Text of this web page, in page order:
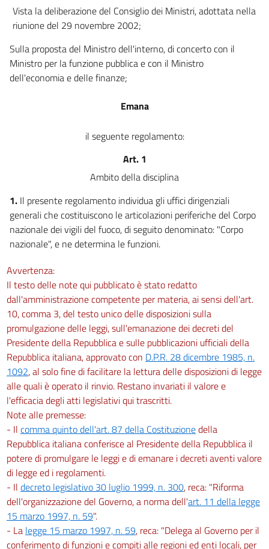
Vista la deliberazione del Consiglio dei Ministri, adottata nella
riunione del 29 novembre 2002;
Sulla proposta del Ministro dell'interno, di concerto con il
Ministro per la funzione pubblica e con il Ministro
dell'economia e delle finanze;
Emana
il seguente regolamento:
Art. 1
Ambito della disciplina
1. Il presente regolamento individua gli uffici dirigenziali
generali che costituiscono le articolazioni periferiche del Corpo
nazionale dei vigili del fuoco, di seguito denominato: "Corpo
nazionale", e ne determina le funzioni.
Avvertenza:
Il testo delle note qui pubblicato è stato redatto
dall'amministrazione competente per materia, ai sensi dell'art.
10, comma 3, del testo unico delle disposizioni sulla
promulgazione delle leggi, sull'emanazione dei decreti del
Presidente della Repubblica e sulle pubblicazioni ufficiali della
Repubblica italiana, approvato con D.P.R. 28 dicembre 1985, n.
1092, al solo fine di facilitare la lettura delle disposizioni di legge
alle quali è operato il rinvio. Restano invariati il valore e
l'efficacia degli atti legislativi qui trascritti.
Note alle premesse:
- Il comma quinto dell'art. 87 della Costituzionedella
Repubblica italiana conferisce al Presidente della Repubblica il
potere di promulgare le leggi e di emanare i decreti aventi valore
di legge ed i regolamenti.
- Il decreto legislativo 30 luglio 1999, n. 300, reca: "Riforma
dell'organizzazione del Governo, a norma dell'art. 11 della legge
15 marzo 1997, n. 59".
- La legge 15 marzo 1997, n. 59, reca: "Delega al Governo per il
conferimento di funzioni e compiti alle regioni ed enti locali, per